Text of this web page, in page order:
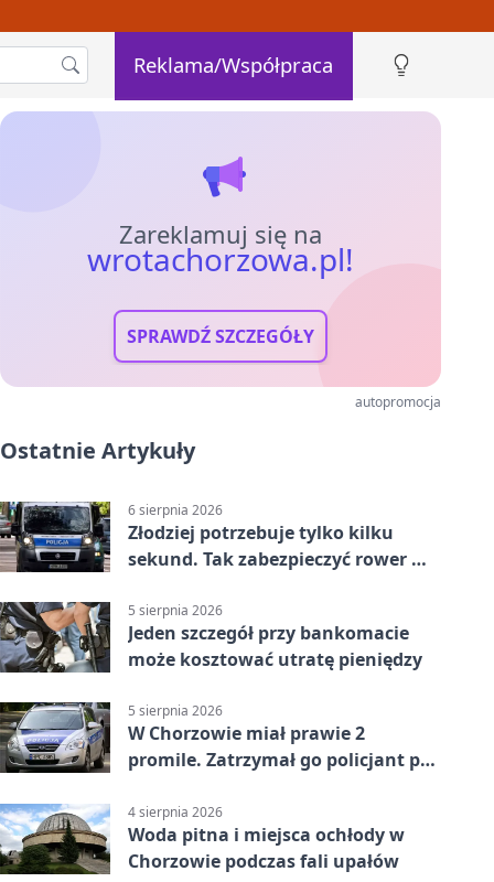
Reklama/Współpraca
Zareklamuj się na
wrotachorzowa.pl!
SPRAWDŹ SZCZEGÓŁY
autopromocja
Ostatnie Artykuły
6 sierpnia 2026
Złodziej potrzebuje tylko kilku
sekund. Tak zabezpieczyć rower w
5 sierpnia 2026
Jeden szczegół przy bankomacie
może kosztować utratę pieniędzy
5 sierpnia 2026
W Chorzowie miał prawie 2
promile. Zatrzymał go policjant po
4 sierpnia 2026
Woda pitna i miejsca ochłody w
Chorzowie podczas fali upałów